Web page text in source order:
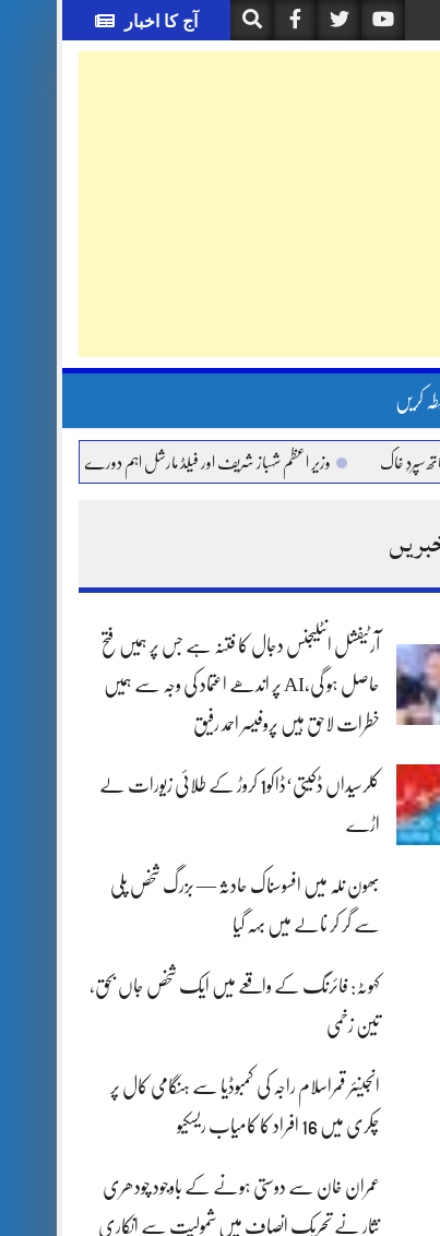
آج کا اخبار
کریں
خاک وزیر اعظم شہباز شریف اور فیلڈ مارشل اہم دورے پر سعودی عرب روانہ
آرٹیفشل انٹلیجنس دجال کا فتنہ ہے جس پر ہمیں فتح
حاصل ہو گی،AI پر اندھے اعتماد کی وجہ سے ہمیں
خطرات لاحق ہیں پروفیسر احمد رفیق
کلرسیداں ڈکیتی‘ڈاکو1 کروڑ کے طلائی زیورات لے
اڑے
بھون نلہ میں افسوسناک حادثہ — بزرگ شخص پلی
سے گر کر نالے میں بہہ گیا
کہوٹہ: فائرنگ کے واقعے میں ایک شخص جاں بحق،
تین زخمی
انجینئر قمراسلام راجہ کی کمبوڈیا سے ہنگامی کال پر
چکری میں 16 افراد کا کامیاب ریسکیو
عمران خان سے دوستی ہونے کے باوجود چودھری
نثار نے تحریک انصاف میں شمولیت سے انکاری